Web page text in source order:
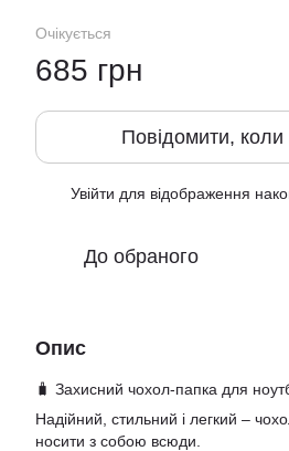
Очікується
685 грн
Повідомити, коли
Увійти для відображення
До обраного
Опис
🧳 Захисний чохол-папка для
Надійний, стильний і легкий –
носити з собою всюди.